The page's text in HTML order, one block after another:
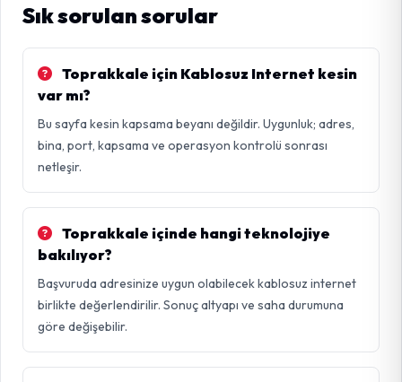
Sık sorulan sorular
Toprakkale için Kablosuz Internet kesin
var mı?
Bu sayfa kesin kapsama beyanı değildir. Uygunluk; adres,
bina, port, kapsama ve operasyon kontrolü sonrası
netleşir.
Toprakkale içinde hangi teknolojiye
bakılıyor?
Başvuruda adresinize uygun olabilecek kablosuz internet
birlikte değerlendirilir. Sonuç altyapı ve saha durumuna
göre değişebilir.